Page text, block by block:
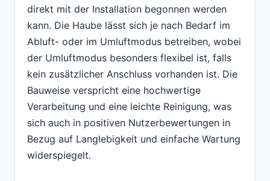
direkt mit der Installation begonnen werden
kann. Die Haube lässt sich je nach Bedarf im
Abluft- oder im Umluftmodus betreiben, wobei
der Umluftmodus besonders flexibel ist, falls
kein zusätzlicher Anschluss vorhanden ist. Die
Bauweise verspricht eine hochwertige
Verarbeitung und eine leichte Reinigung, was
sich auch in positiven Nutzerbewertungen in
Bezug auf Langlebigkeit und einfache Wartung
widerspiegelt.